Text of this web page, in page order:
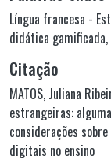
Língua francesa -
didática gamificada,
Citação
MATOS, Juliana
estrangeiras:
considerações
digitais no ensino